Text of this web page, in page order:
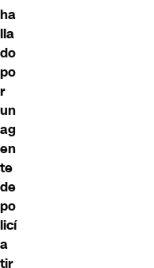
ha
lla
do
po
r
un
ag
en
te
de
po
licí
a
tir